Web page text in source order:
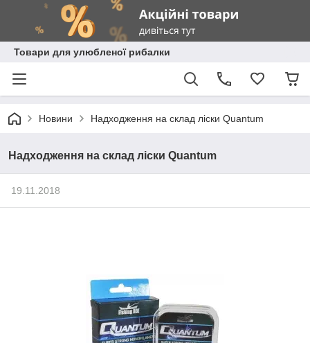
Товари для улюбленої рибалки
Новини Надходження на склад ліски Quantum
Надходження на склад ліски Quantum
19.11.2018